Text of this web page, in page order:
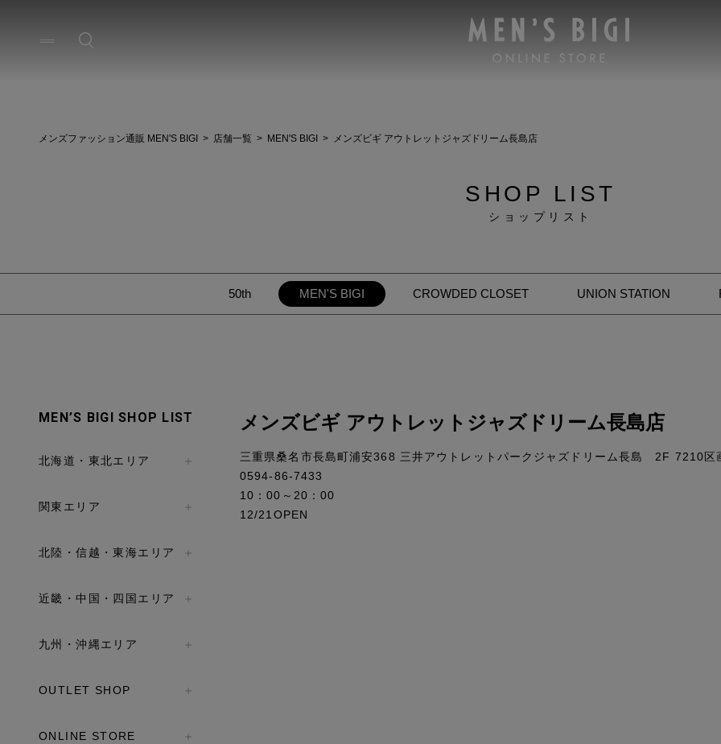
メンズファッション通販 MEN'S BIGI 店舗一覧 MEN'S BIGI メンズビギ アウトレットジャズドリーム長島店
SHOP LIST
ショップリスト
50th MEN'S BIGI CROWDED CLOSET UNION STATION
MEN’S BIGI SHOP LIST
北海道・東北エリア
関東エリア
北陸・信越・東海エリア
近畿・中国・四国エリア
九州・沖縄エリア
OUTLET SHOP
ONLINE STORE
メンズビギ アウトレットジャズドリーム長島店
三重県桑名市長島町浦安368 三井アウトレットパークジャズドリーム長島 2F 7210区
0594-86-7433
10：00～20：00
12/21OPEN